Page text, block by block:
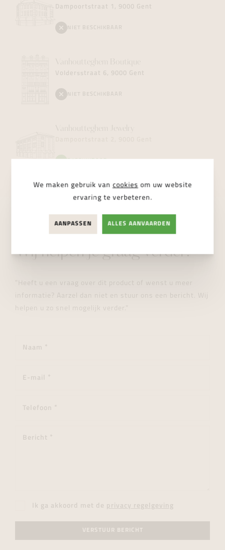
Dampoortstraat 1, 9000 Gent
NIET BESCHIKBAAR
Vanhoutteghem Boutique
Voldersstraat 6, 9000 Gent
NIET BESCHIKBAAR
Vanhoutteghem Jewelry
BESCHIKBAAR
Wij helpen je graag verder!
"Heeft u een vraag over dit product of wenst u meer
informatie? Aarzel dan niet en stuur ons een bericht. Wij
helpen u zo snel mogelijk verder."
Ik ga akkoord met de privacy regelgeving
VERSTUUR BERICHT
We maken gebruik van cookies om uw website
ervaring te verbeteren.
AANPASSEN ALLES AANVAARDEN